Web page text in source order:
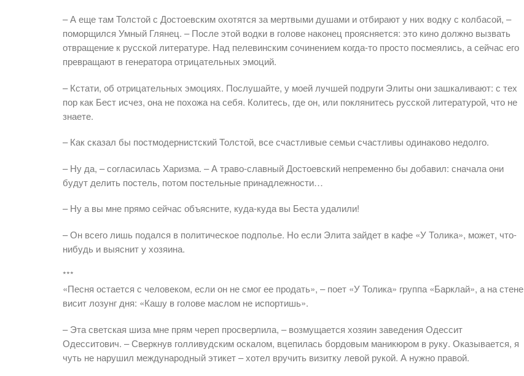
– А еще там Толстой с Достоевским охотятся за мертвыми душами и отбирают у них водку с колбасой, –
поморщился Умный Глянец. – После этой водки в голове наконец проясняется: это кино должно вызвать
отвращение к русской литературе. Над пелевинским сочинением когда-то просто посмеялись, а сейчас его
превращают в генератора отрицательных эмоций.
– Кстати, об отрицательных эмоциях. Послушайте, у моей лучшей подруги Элиты они зашкаливают: с тех
пор как Бест исчез, она не похожа на себя. Колитесь, где он, или поклянитесь русской литературой, что не
знаете.
– Как сказал бы постмодернистский Толстой, все счастливые семьи счастливы одинаково недолго.
– Ну да, – согласилась Харизма. – А траво-славный Достоевский непременно бы добавил: сначала они
будут делить постель, потом постельные принадлежности…
– Ну а вы мне прямо сейчас объясните, куда-куда вы Беста удалили!
– Он всего лишь подался в политическое подполье. Но если Элита зайдет в кафе «У Толика», может, что-
нибудь и выяснит у хозяина.
***
«Песня остается с человеком, если он не смог ее продать», – поет «У Толика» группа «Барклай», а на стене
висит лозунг дня: «Кашу в голове маслом не испортишь».
– Эта светская шиза мне прям череп просверлила, – возмущается хозяин заведения Одессит
Одесситович. – Сверкнув голливудским оскалом, вцепилась бордовым маникюром в руку. Оказывается, я
чуть не нарушил международный этикет – хотел вручить визитку левой рукой. А нужно правой.